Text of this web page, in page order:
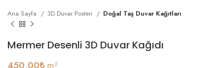
Ana Sayfa 3D Duvar Posteri Doğal Taş Duvar Kağıtları
Mermer Desenli 3D Duvar Kağıdı